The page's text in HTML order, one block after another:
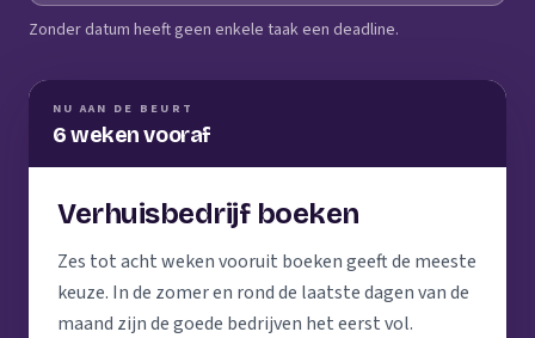
Zonder datum heeft geen enkele taak een deadline.
NU AAN DE BEURT
6 weken vooraf
Verhuisbedrijf boeken
Zes tot acht weken vooruit boeken geeft de meeste
keuze. In de zomer en rond de laatste dagen van de
maand zijn de goede bedrijven het eerst vol.